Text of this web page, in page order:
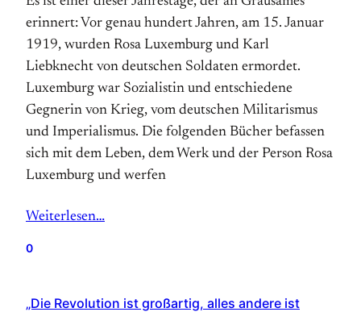
erinnert: Vor genau hundert Jahren, am 15. Januar
1919, wurden Rosa Luxemburg und Karl
Liebknecht von deutschen Soldaten ermordet.
Luxemburg war Sozialistin und ent­schiedene
Gegnerin von Krieg, vom deutschen Militarismus
und Imperialismus. Die folgenden Bücher befassen
sich mit dem Leben, dem Werk und der Person Rosa
Luxemburg und werfen
Weiterlesen…
0
„Die Revolution ist großartig, alles andere ist